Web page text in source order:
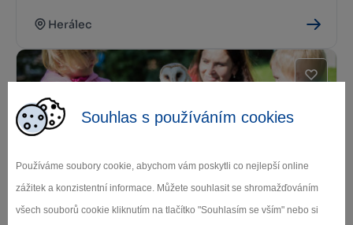
Souhlas s používáním cookies
Používáme soubory cookie, abychom vám poskytli co nejlepší online
zážitek a konzistentní informace. Můžete souhlasit se shromažďováním
všech souborů cookie kliknutím na tlačítko "Souhlasím se vším" nebo si
Herálec
Záchranná stanice Pavlov